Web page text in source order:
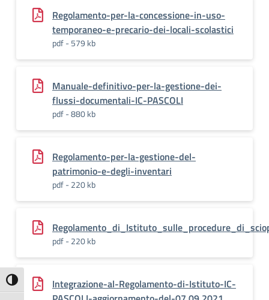
Attiva/disattiva alto contrasto
Regolamento-per-la-concessione-in-uso-
temporaneo-e-precario-dei-locali-scolastici
pdf - 579 kb
Manuale-definitivo-per-la-gestione-dei-
flussi-documentali-IC-PASCOLI
pdf - 880 kb
Regolamento-per-la-gestione-del-
patrimonio-e-degli-inventari
pdf - 220 kb
pdf - 220 kb
Integrazione-al-Regolamento-di-Istituto-IC-